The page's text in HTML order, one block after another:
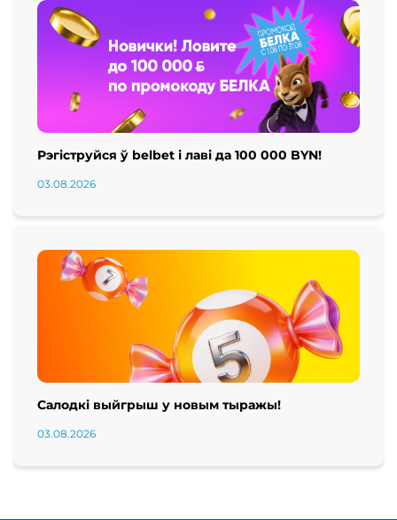
Рэгіструйся ў belbet і лаві да 100 000 BYN!
03.08.2026
Салодкі выйгрыш у новым тыражы!
03.08.2026